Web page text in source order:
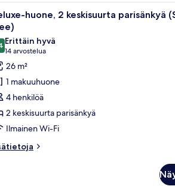
työpöytä ja televisio. Hotellihuone,
6
huone, 2 keskisuurta parisänkyä
kautta 10
Erittäin hyvä
14 arvostelua
(14
arvostelua)
26 m²
1 makuuhuone
4 henkilöä
2 keskisuurta parisänkyä
Ilmainen Wi-Fi